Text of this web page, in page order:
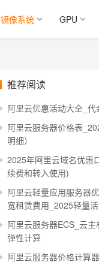
镜像系统 GPU
推荐阅读
阿里云优惠活动大全_代
阿里云服务器价格表
明细）
2025年阿里云域名优惠
续费和转入使用)
阿里云轻量应用服务器
宽租赁费用_2025轻量
阿里云服务器ECS_云主
弹性计算
阿里云服务器价格计算